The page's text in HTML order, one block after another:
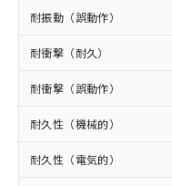
耐振動（誤動作）
耐衝撃（耐久）
耐衝撃（誤動作）
耐久性（機械的）
耐久性（電気的）
オムロン
点は「
販
在庫状況
事前の承
示しない
マイパー
ビス）を
メンバー
図的な使用がないこ
部品在庫の切
月が前後するこ
「ｅ」：有害
準値以下である
「10」：通常
質が外部に漏え
「－」：未確認
武器並び
当社は、
場合は、
該第三者
法に輸出
り引きを
いて
たは
機器
空
受注
情報